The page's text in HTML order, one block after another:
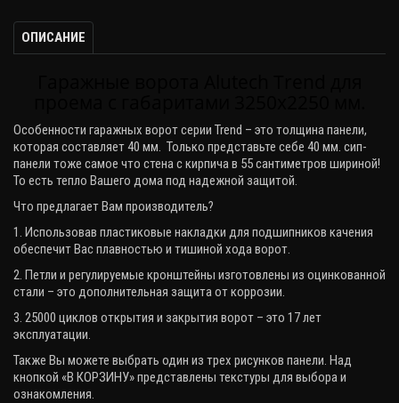
ОПИСАНИЕ
Особенности гаражных ворот серии Trend – это толщина панели,
которая составляет 40 мм. Только представьте себе 40 мм. сип-
панели тоже самое что стена с кирпича в 55 сантиметров шириной!
То есть тепло Вашего дома под надежной защитой.
Что предлагает Вам производитель?
1. Использовав пластиковые накладки для подшипников качения
обеспечит Вас плавностью и тишиной хода ворот.
2. Петли и регулируемые кронштейны изготовлены из оцинкованной
стали – это дополнительная защита от коррозии.
3. 25000 циклов открытия и закрытия ворот – это 17 лет
эксплуатации.
Также Вы можете выбрать один из трех рисунков панели. Над
кнопкой «В КОРЗИНУ» представлены текстуры для выбора и
ознакомления.